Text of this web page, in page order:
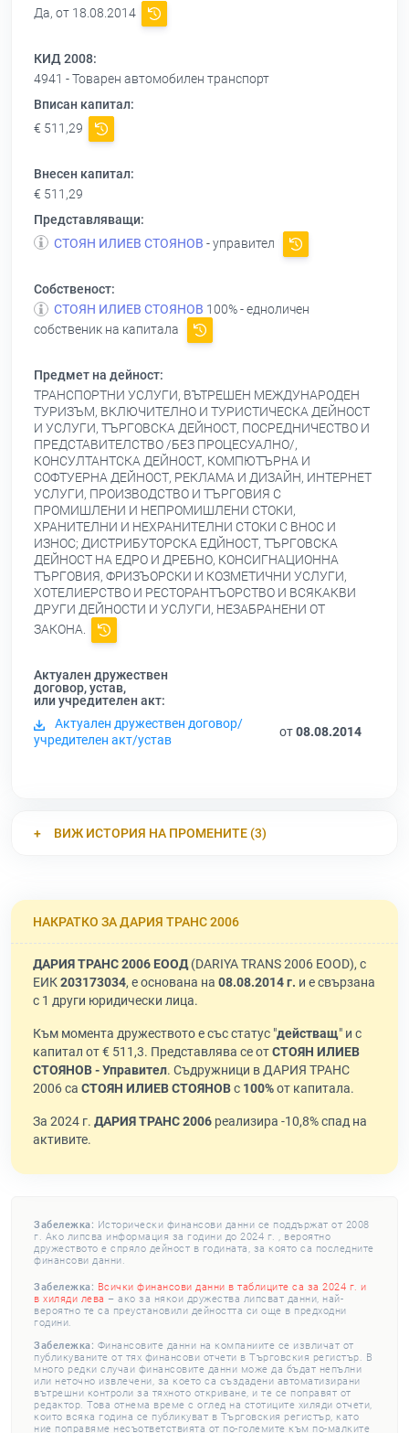
Да, от 18.08.2014
КИД 2008:
4941 - Товарен автомобилен транспорт
Вписан капитал:
€ 511,29
Внесен капитал:
€ 511,29
Представляващи:
СТОЯН ИЛИЕВ СТОЯНОВ - управител
Собственост:
СТОЯН ИЛИЕВ СТОЯНОВ 100% - едноличен
собственик на капитала
Предмет на дейност:
ТРАНСПОРТНИ УСЛУГИ, ВЪТРЕШЕН МЕЖДУНАРОДЕН
ТУРИЗЪМ, ВКЛЮЧИТЕЛНО И ТУРИСТИЧЕСКА ДЕЙНОСТ
И УСЛУГИ, ТЪРГОВСКА ДЕЙНОСТ, ПОСРЕДНИЧЕСТВО И
ПРЕДСТАВИТЕЛСТВО /БЕЗ ПРОЦЕСУАЛНО/,
КОНСУЛТАНТСКА ДЕЙНОСТ, КОМПЮТЪРНА И
СОФТУЕРНА ДЕЙНОСТ, РЕКЛАМА И ДИЗАЙН, ИНТЕРНЕТ
УСЛУГИ, ПРОИЗВОДСТВО И ТЪРГОВИЯ С
ПРОМИШЛЕНИ И НЕПРОМИШЛЕНИ СТОКИ,
ХРАНИТЕЛНИ И НЕХРАНИТЕЛНИ СТОКИ С ВНОС И
ИЗНОС; ДИСТРИБУТОРСКА ЕДЙНОСТ, ТЪРГОВСКА
ДЕЙНОСТ НА ЕДРО И ДРЕБНО, КОНСИГНАЦИОННА
ТЪРГОВИЯ, ФРИЗЪОРСКИ И КОЗМЕТИЧНИ УСЛУГИ,
ХОТЕЛИЕРСТВО И РЕСТОРАНТЪОРСТВО И ВСЯКАКВИ
ДРУГИ ДЕЙНОСТИ И УСЛУГИ, НЕЗАБРАНЕНИ ОТ
ЗАКОНА.
Актуален дружествен
договор, устав,
или учредителен акт:
Актуален дружествен договор/
учредителен акт/устав
от08.08.2014
ВИЖ ИСТОРИЯ НА ПРОМЕНИТЕ (3)
НАКРАТКО ЗА ДАРИЯ ТРАНС 2006
ДАРИЯ ТРАНС 2006 ЕООД(DARIYA TRANS 2006 EOOD), с
ЕИК203173034, е основана на 08.08.2014 г. и е свързана
с 1 други юридически лица.
Към момента дружеството е със статус "действащ" и с
капитал от € 511,3. Представлява се отСТОЯН ИЛИЕВ
СТОЯНОВ - Управител. Съдружници в ДАРИЯ ТРАНС
2006 са СТОЯН ИЛИЕВ СТОЯНОВс 100%от капитала.
За 2024 г. ДАРИЯ ТРАНС 2006 реализира -10,8% спад на
активите.
Забележка: Исторически финансови данни се поддържат от 2008
г. Ако липсва информация за години до 2024 г. , вероятно
дружеството е спряло дейност в годината, за която са последните
финансови данни.
Забележка: Всички финансови данни в таблиците са за 2024 г. и
в хиляди лева – ако за някои дружества липсват данни, най-
вероятно те са преустановили дейността си още в предходни
години.
Забележка: Финансовите данни на компаниите се извличат от
публикуваните от тях финансови отчети в Търговския регистър. В
много редки случаи финансовите данни може да бъдат непълни
или неточно извлечени, за което са създадени автоматизирани
вътрешни контроли за тяхното откриване, и те се поправят от
редактор. Това отнема време с оглед на стотиците хиляди отчети,
които всяка година се публикуват в Търговския регистър, като
ние поправяме несъответствията от по-големите към по-малките